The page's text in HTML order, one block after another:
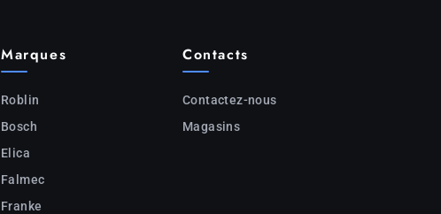
Marques
Roblin
Bosch
Elica
Falmec
Franke
Contacts
Contactez-nous
Magasins